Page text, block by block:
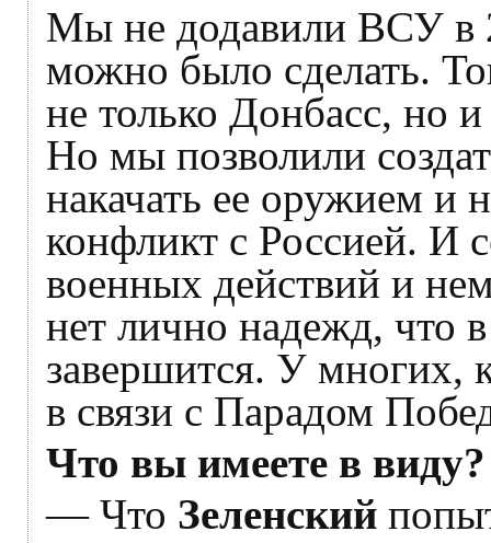
Мы не додавили ВСУ в
можно было сделать.
не только Донбасс, но
Но мы позволили
накачать ее оружием и
конфликт с Россией. И
военных действий и
нет лично надежд, что
завершится. У многих,
в связи с Парадом
Что вы имеете в виду?
— Что Зеленский